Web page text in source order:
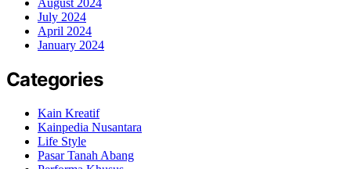
July 2024
April 2024
January 2024
Categories
Kain Kreatif
Kainpedia Nusantara
Life Style
Pasar Tanah Abang